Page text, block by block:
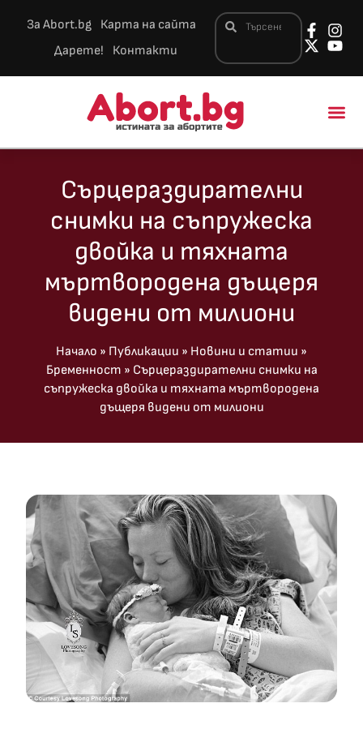
За Abort.bg
Карта на сайта
Дарете!
Контакти
Сърцераздирателни
снимки на съпружеска
двойка и тяхната
мъртвородена дъщеря
видени от милиони
Начало » Публикации » Новини и статии »
Бременност » Сърцераздирателни снимки на
съпружеска двойка и тяхната мъртвородена
дъщеря видени от милиони